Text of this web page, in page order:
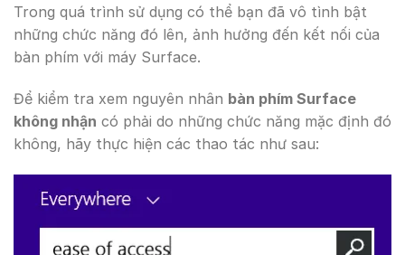
Trong quá trình sử dụng có thể bạn đã vô tình bật
những chức năng đó lên, ảnh hưởng đến kết nối của
bàn phím với máy Surface.
Để kiểm tra xem nguyên nhân bàn phím Surface
không nhận có phải do những chức năng mặc định đó
không, hãy thực hiện các thao tác như sau: